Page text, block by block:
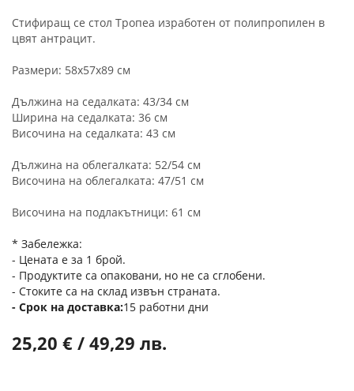
Стифиращ се стол Тропеа изработен от полипропилен в
цвят антрацит.
Размери: 58x57x89 см
Дължина на седалката: 43/34 см
Ширина на седалката: 36 см
Височина на седалката: 43 см
Дължина на облегалката: 52/54 см
Височина на облегалката: 47/51 см
Височина на подлакътници: 61 см
* Забележка:
- Цената е за 1 брой.
- Продуктите са опаковани, но не са сглобени.
- Стоките са на склад извън страната.
Срок на доставка 15 работни дни
25,20 € / 49,29 лв.
снимки